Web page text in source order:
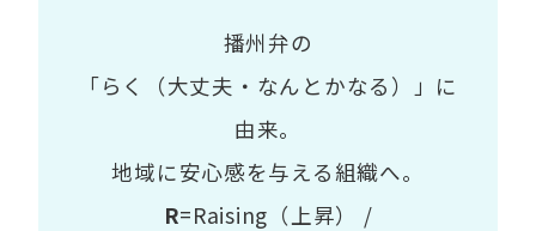
播州弁の
「らく（大丈夫・なんとかなる）」に
由来。
地域に安心感を与える組織へ。
R=Raising（上昇） /